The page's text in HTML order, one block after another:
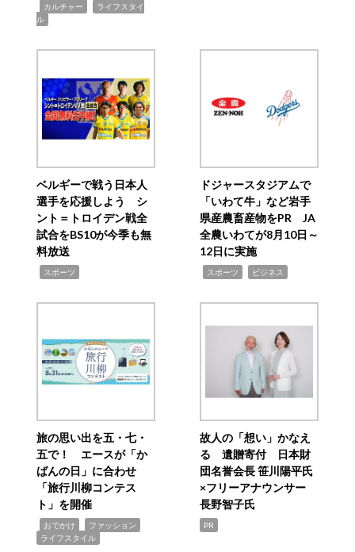
カルチャー
ライフスタイ
ル
ベルギーで戦う日本人
選手を応援しよう シ
ント＝トロイデン戦全
試合をBS10が今季も無
料放送
スポーツ
ドジャースタジアムで
「いわて牛」など岩手
県産農畜産物をPR JA
全農いわてが8月10日～
12日に実施
スポーツ ビジネス
旅の思い出を五・七・
五で！ エースが「か
ばんの日」に合わせ
「旅行川柳コンテス
ト」を開催
おでかけ ファッション
ライフスタイル
故人の「想い」かなえ
る 遺贈寄付 日本財
団名誉会長 笹川陽平氏
×フリーアナウンサー
長野智子氏
PR